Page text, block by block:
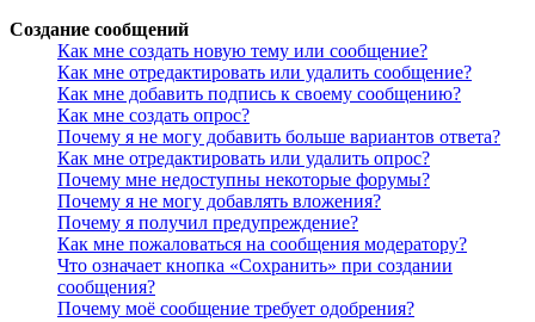
Создание сообщений
Как мне создать новую тему или сообщение?
Как мне отредактировать или удалить сообщение?
Как мне добавить подпись к своему сообщению?
Как мне создать опрос?
Почему я не могу добавить больше вариантов ответа?
Как мне отредактировать или удалить опрос?
Почему мне недоступны некоторые форумы?
Почему я не могу добавлять вложения?
Почему я получил предупреждение?
Как мне пожаловаться на сообщения модератору?
Что означает кнопка «Сохранить» при создании
сообщения?
Почему моё сообщение требует одобрения?